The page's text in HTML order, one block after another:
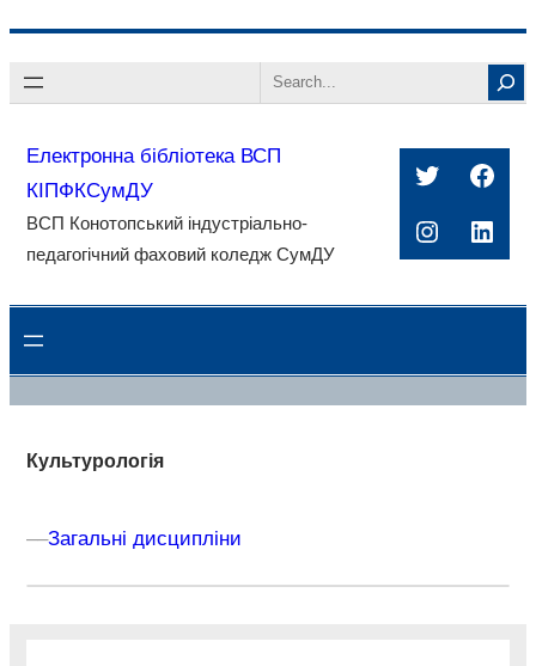
до
Search
Електронна бібліотека ВСП
КІПФКСумДУ
ВСП Конотопський індустріально-
педагогічний фаховий коледж СумДУ
Twitter
Культурологія
––Загальні дисципліни